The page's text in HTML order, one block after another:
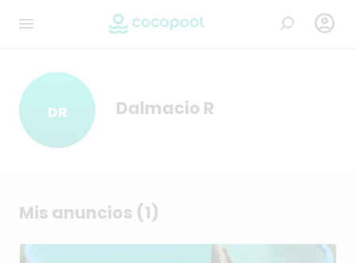

DR Dalmacio R
Mis anuncios (1)